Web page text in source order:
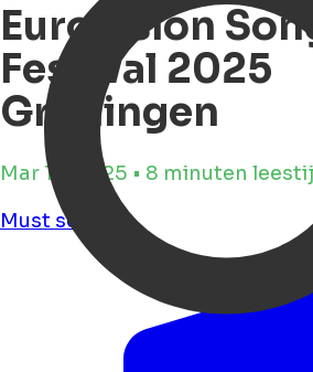
Eurovision
Festival 2025
Groningen
Mar 14, 2025 • 8 minuten
Must see